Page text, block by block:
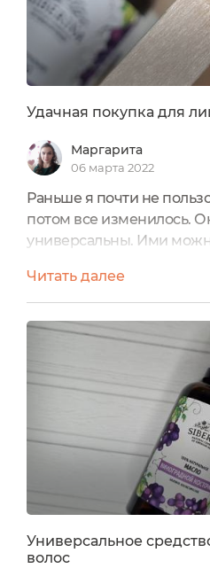
Удачная покупка для
Маргарита
06 марта 2022
Раньше я почти не
потом все изменилось.
универсальны. Ими
все руки маслом-
виноградной косточки.
Siberina. Он доступен по
легко.Зимой с этим
чем обычно (в прошлые
подходит для сухой
Читать далее
Универсальное
волос